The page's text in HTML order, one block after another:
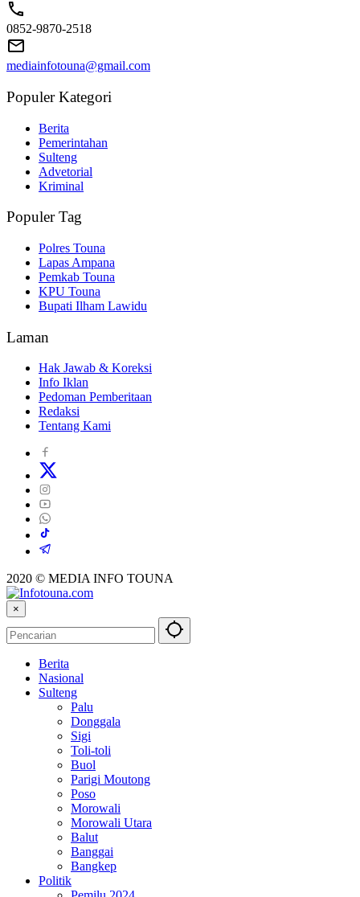
0852-9870-2518
mediainfotouna@gmail.com
Populer Kategori
Berita
Pemerintahan
Sulteng
Advetorial
Kriminal
Populer Tag
Polres Touna
Lapas Ampana
Pemkab Touna
KPU Touna
Bupati Ilham Lawidu
Laman
Hak Jawab & Koreksi
Info Iklan
Pedoman Pemberitaan
Redaksi
Tentang Kami
2020 © MEDIA INFO TOUNA
×
Berita
Nasional
Sulteng
Palu
Donggala
Sigi
Toli-toli
Buol
Parigi Moutong
Poso
Morowali
Morowali Utara
Balut
Banggai
Bangkep
Politik